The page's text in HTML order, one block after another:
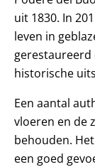
uit 1830. In
leven in
gerestaureerd
historische
Een aantal
vloeren en de
behouden.
een goed